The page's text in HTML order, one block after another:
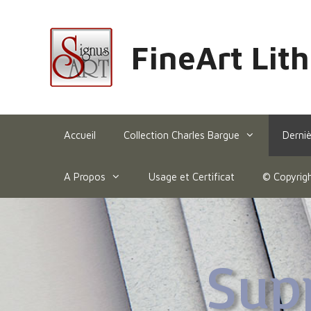
FineArt
Accueil Collection Charles Bargue
A Propos Usage et Certificat ©